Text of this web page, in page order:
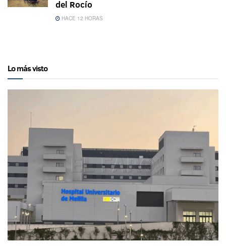
del Rocío
HACE 12 HORAS
Lo más visto